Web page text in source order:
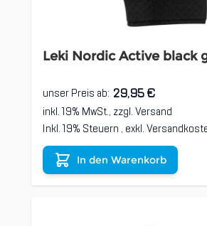
Leki Nordic Active black
unser Preis ab: 29,95 €
inkl. 19% MwSt., zzgl.Versand
Inkl. 19% Steuern , exkl.
In den Warenkorb